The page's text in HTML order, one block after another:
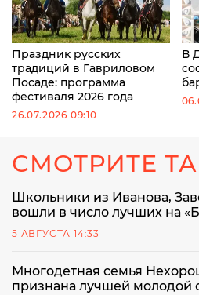
Праздник русских
традиций в Гавриловом
Посаде: программа
фестиваля 2026 года
26.07.2026 09:10
В
СМОТРИТЕ
Школьники из Иванова,
вошли в число лучших на
5 АВГУСТА 14:33
Многодетная семья
признана лучшей молодой